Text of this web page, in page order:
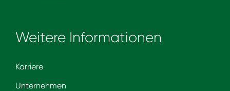
Weitere Informationen
Karriere
Unternehmen